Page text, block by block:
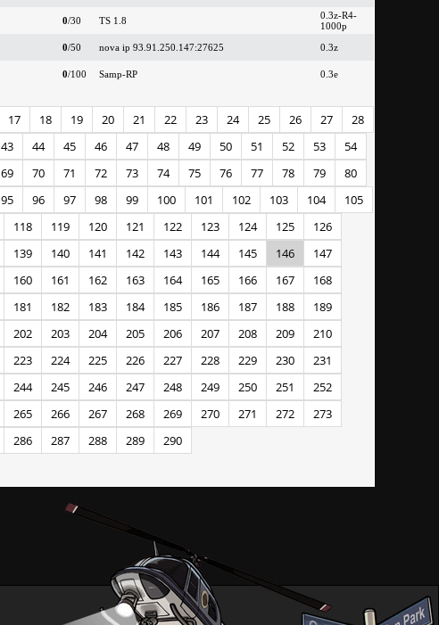
0/30 TS 1.8
0.3z-R4-
1000p
0/50 nova ip 93.91.250.147:27625 0.3z
0/100 Samp-RP 0.3e
17 18 19 20 21 22 23 24 25 26 27
28
43 44 45 46 47 48 49 50 51 52 53
54
69 70 71 72 73 74 75 76 77 78 79
80
95 96 97 98 99 100 101 102 103 104
105
118 119 120 121 122 123 124 125
126
139 140 141 142 143 144 145 146
147
160 161 162 163 164 165 166 167
168
181 182 183 184 185 186 187 188
189
202 203 204 205 206 207 208 209
210
223 224 225 226 227 228 229 230
231
244 245 246 247 248 249 250 251
252
265 266 267 268 269 270 271 272
273
286 287 288 289 290